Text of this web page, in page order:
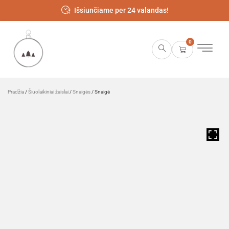
Išsiunčiame per 24 valandas!
0
Pradžia /Šiuolaikiniai žaislai /Snaigės / Snaigė